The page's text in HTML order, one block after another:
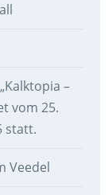
–
vom 25.
statt.
Veedel